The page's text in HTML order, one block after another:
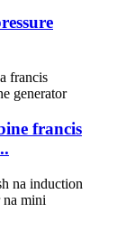
francis